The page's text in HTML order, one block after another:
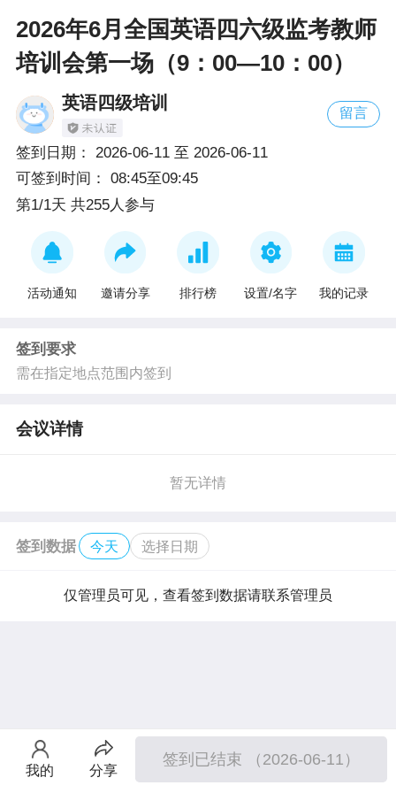
2026年6月全国英语四六级监考教师
培训会第一场（9：00—10：00）
英语四级培训
留言
签到日期： 2026-06-11至 2026-06-11
可签到时间： 08:45至09:45
第1/1天 共255人参与
活动通知 邀请分享 排行榜 设置/名字 我的记录
签到要求
需在指定地点范围内签到
会议详情
暂无详情
签到数据 今天 选择日期
仅管理员可见，查看签到数据请联系管理员
我的 分享
签到已结束 （2026-06-11）